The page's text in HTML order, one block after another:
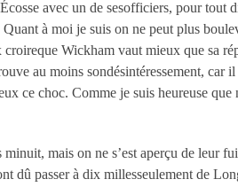
avec un de sesofficiers, pour
à moi je suis on ne peut plus
Wickham vaut mieux que sa
au moins sondésintéressement,
ce choc. Comme je suis heureuse
mais on ne s’est aperçu de leur
dû passer à dix millesseulement de